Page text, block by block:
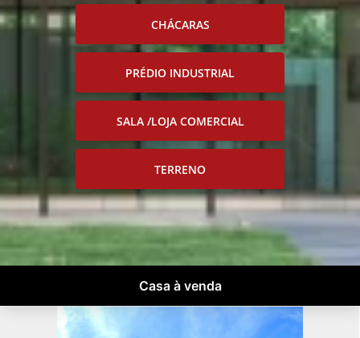
CHÁCARAS
PRÉDIO INDUSTRIAL
SALA /LOJA COMERCIAL
TERRENO
Casa à venda